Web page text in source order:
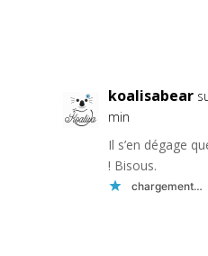
koalisabear
min
Il s’en dégage
! Bisous.
chargement…